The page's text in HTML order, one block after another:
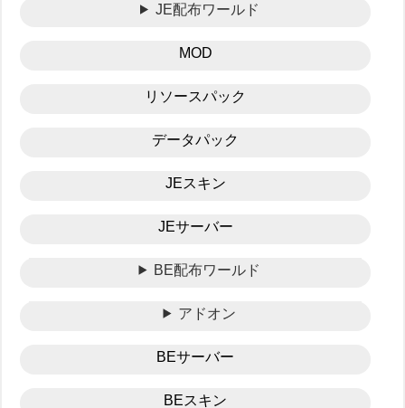
JE配布ワールド
MOD
リソースパック
データパック
JEスキン
JEサーバー
BE配布ワールド
アドオン
BEサーバー
BEスキン